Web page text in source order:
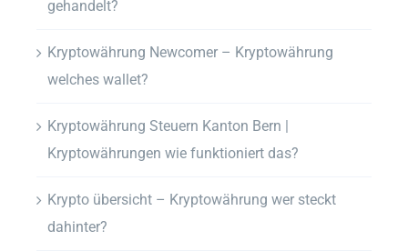
gehandelt?
Kryptowährung Newcomer – Kryptowährung
welches wallet?
Kryptowährung Steuern Kanton Bern |
Kryptowährungen wie funktioniert das?
Krypto übersicht – Kryptowährung wer steckt
dahinter?